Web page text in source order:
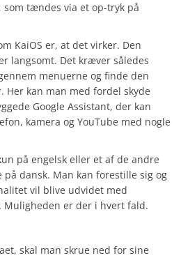
som tændes via et op-tryk på
KaiOS er, at det virker. Den
langsomt. Det kræver således
menuerne og finde den
kan man med fordel skyde
Google Assistant, der kan
kamera og YouTube med nogle
på engelsk eller et af de andre
dansk. Man kan forestille sig og
vil blive udvidet med
Muligheden er der i hvert fald.
skal man skrue ned for sine